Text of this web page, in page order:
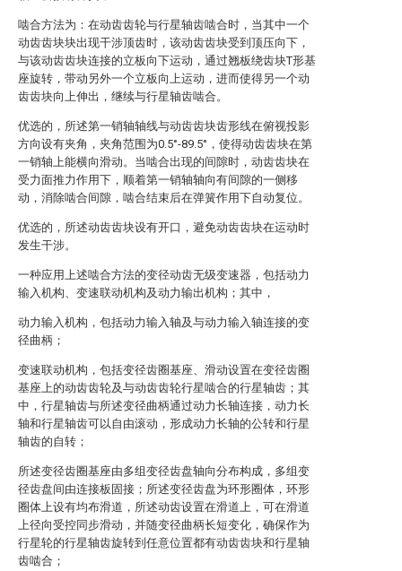
啮合方法为：在动齿齿轮与行星轴齿啮合时，当其中一个
动齿齿块块出现干涉顶齿时，该动齿齿块受到顶压向下，
与该动齿齿块连接的立板向下运动，通过翘板绕齿块T形基
座旋转，带动另外一个立板向上运动，进而使得另一个动
齿齿块向上伸出，继续与行星轴齿啮合。
优选的，所述第一销轴轴线与动齿齿块齿形线在俯视投影
方向设有夹角，夹角范围为0.5°-89.5°，使得动齿齿块在第
一销轴上能横向滑动。当啮合出现的间隙时，动齿齿块在
受力面推力作用下，顺着第一销轴轴向有间隙的一侧移
动，消除啮合间隙，啮合结束后在弹簧作用下自动复位。
优选的，所述动齿齿块设有开口，避免动齿齿块在运动时
发生干涉。
一种应用上述啮合方法的变径动齿无级变速器，包括动力
输入机构、变速联动机构及动力输出机构；其中，
动力输入机构，包括动力输入轴及与动力输入轴连接的变
径曲柄；
变速联动机构，包括变径齿圈基座、滑动设置在变径齿圈
基座上的动齿齿轮及与动齿齿轮行星啮合的行星轴齿；其
中，行星轴齿与所述变径曲柄通过动力长轴连接，动力长
轴和行星轴齿可以自由滚动，形成动力长轴的公转和行星
轴齿的自转；
所述变径齿圈基座由多组变径齿盘轴向分布构成，多组变
径齿盘间由连接板固接；所述变径齿盘为环形圈体，环形
圈体上设有均布滑道，所述动齿设置在滑道上，可在滑道
上径向受控同步滑动，并随变径曲柄长短变化，确保作为
行星轮的行星轴齿旋转到任意位置都有动齿齿块和行星轴
齿啮合；